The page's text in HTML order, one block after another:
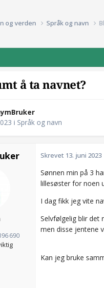
og verden Språk og navn
å ta navnet?
i Språk og navn
690
Skrevet 13. juni 2023
Sønnen min på 3
lillesøster for noen
I dag fikk jeg vite
Selvfølgelig blir det
men disse jentene
Kan jeg bruke